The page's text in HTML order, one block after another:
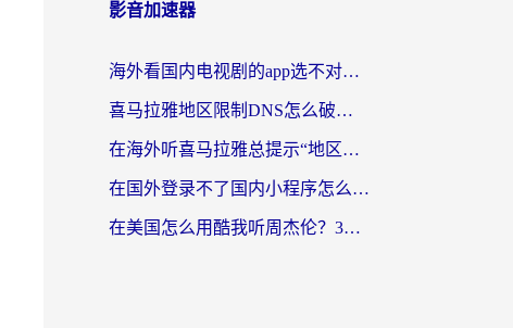
影音加速器
海外看国内电视剧的app选不对？这份回国加速器避坑指南帮你流畅追剧
喜马拉雅地区限制DNS怎么破？海外党听国内音乐听书的终极解决方案
在海外听喜马拉雅总提示“地区限制”？3步轻松解除+听国内音乐全攻略
在国外登录不了国内小程序怎么办？选对回国加速器，轻松解锁国内资源
在美国怎么用酷我听周杰伦？3步搞定海外听歌难题